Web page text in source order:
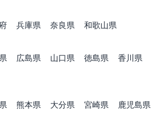
兵庫県 奈良県
和歌山県
広島県 山口県 徳島県
香川県
熊本県 大分県 宮崎県
鹿児島県